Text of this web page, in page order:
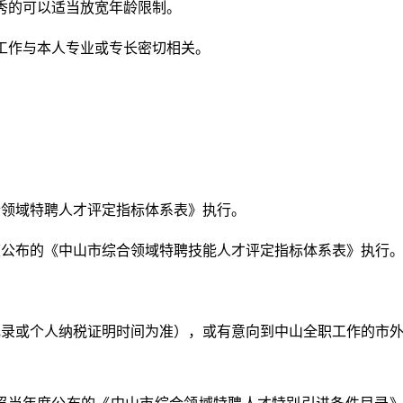
可以适当放宽年龄限制。
与本人专业或专长密切相关。
特聘人才评定指标体系表》执行。
的《中山市综合领域特聘技能人才评定指标体系表》执行。
个人纳税证明时间为准），或有意向到中山全职工作的市